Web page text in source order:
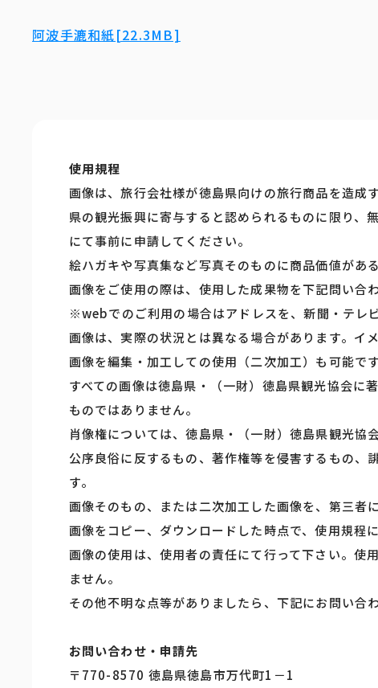
阿波手漉和紙[22.3MB]
使用規程
画像は、旅行会社様が徳島県向けの旅行商品を造成
県の観光振興に寄与すると認められるものに限り、
にて事前に申請してください。
絵ハガキや写真集など写真そのものに商品価値があ
画像をご使用の際は、使用した成果物を下記問い合
※webでのご利用の場合はアドレスを、新聞・テレ
画像は、実際の状況とは異なる場合があります。イ
画像を編集・加工しての使用（二次加工）も可能で
すべての画像は徳島県・（一財）徳島県観光協会に
ものではありません。
肖像権については、徳島県・（一財）徳島県観光協
公序良俗に反するもの、著作権等を侵害するもの、
す。
画像そのもの、または二次加工した画像を、第三者
画像をコピー、ダウンロードした時点で、使用規程
画像の使用は、使用者の責任にて行って下さい。使
ません。
その他不明な点等がありましたら、下記にお問い合
お問い合わせ・申請先
〒770-8570 徳島県徳島市万代町1－1